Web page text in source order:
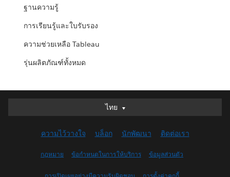
ฐานความรู้
การเรียนรู้และใบรับรอง
ความช่วยเหลือ Tableau
รุ่นผลิตภัณฑ์ทั้งหมด
ไทย
ไทย
English (UK)
English (US)
ความไว้วางใจ บล็อก นักพัฒนา ติดต่อเรา
กฎหมาย ข้อกำหนดในการให้บริการ ข้อมูลส่วนตัว